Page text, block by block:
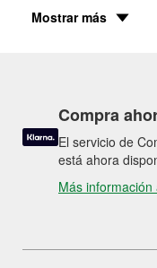
Mostrar más
Compra
El servicio de
está ahora
Más